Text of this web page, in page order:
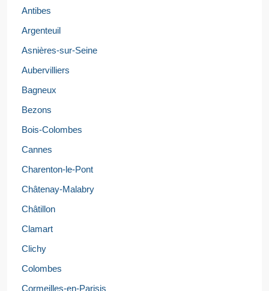
Antibes
Argenteuil
Asnières-sur-Seine
Aubervilliers
Bagneux
Bezons
Bois-Colombes
Cannes
Charenton-le-Pont
Châtenay-Malabry
Châtillon
Clamart
Clichy
Colombes
Cormeilles-en-Parisis